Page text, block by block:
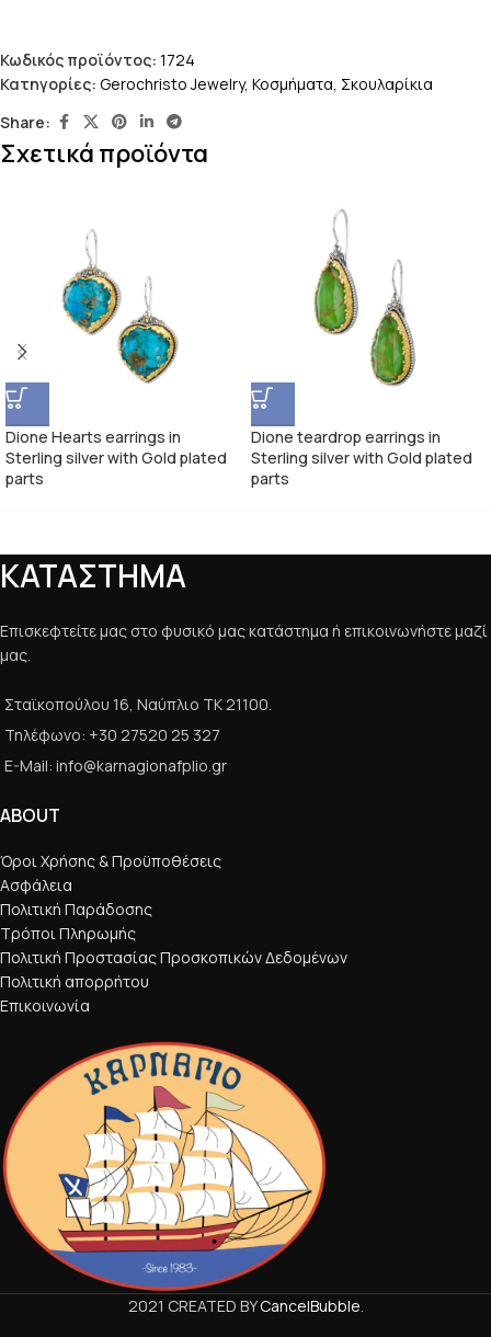
Κωδικός προϊόντος: 1724
Κατηγορίες: Gerochristo Jewelry, Κοσμήματα, Σκουλαρίκια
Share:
Σχετικά προϊόντα
Dione Hearts earrings in
Sterling silver with Gold plated
parts
Dione teardrop earrings in
Sterling silver with Gold plated
parts
ΚΑΤΑΣΤΗΜΑ
Επισκεφτείτε μας στο φυσικό μας κατάστημα ή επικοινωνήστε μαζί
μας.
Σταϊκοπούλου 16, Ναύπλιο ΤΚ 21100.
Τηλέφωνο: +30 27520 25 327
E-Mail: info@karnagionafplio.gr
ABOUT
Όροι Χρήσης & Προϋποθέσεις
Ασφάλεια
Πολιτική Παράδοσης
Τρόποι Πληρωμής
Πολιτική Προστασίας Προσκοπικών Δεδομένων
Πολιτική απορρήτου
Επικοινωνία
2021 CREATED BYCancelBubble.